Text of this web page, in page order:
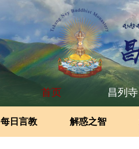
首页 昌列寺
每日言教 解惑之智